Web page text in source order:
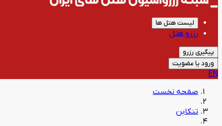
لیست هتل ها
رزرو هتل
پیگیری رزرو
ورود یا عضویت
EN
صفحه نخست
تنکابن